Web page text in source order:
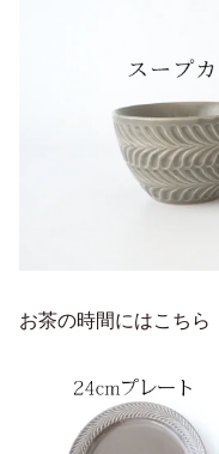
お茶の時間にはこちら